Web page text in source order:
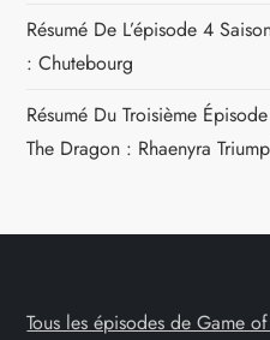
Résumé De L’épisode 4
: Chutebourg
Résumé Du Troisième
The Dragon : Rhaenyra
Tous les épisodes de Game